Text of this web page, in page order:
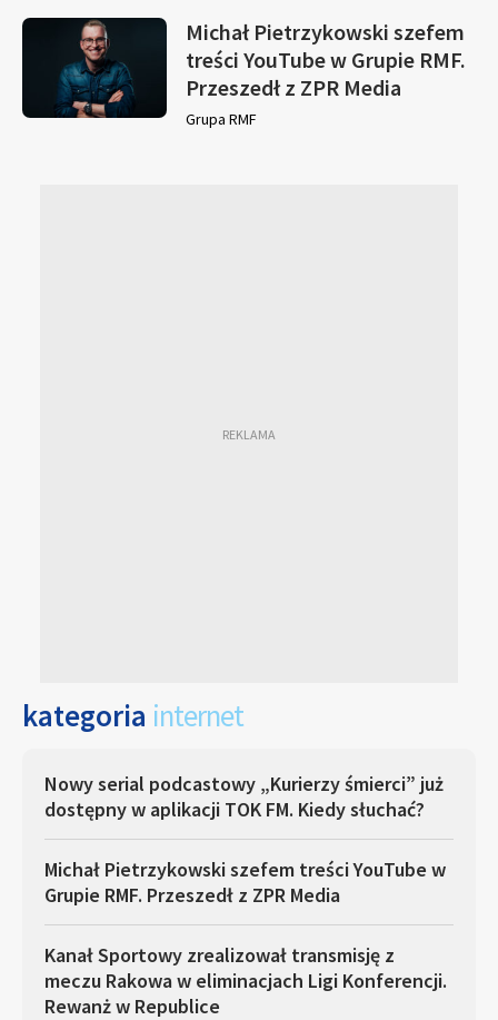
Michał Pietrzykowski szefem
treści YouTube w Grupie RMF.
Przeszedł z ZPR Media
Grupa RMF
kategoria internet
Nowy serial podcastowy „Kurierzy śmierci” już
dostępny w aplikacji TOK FM. Kiedy słuchać?
Michał Pietrzykowski szefem treści YouTube w
Grupie RMF. Przeszedł z ZPR Media
Kanał Sportowy zrealizował transmisję z
meczu Rakowa w eliminacjach Ligi Konferencji.
Rewanż w Republice